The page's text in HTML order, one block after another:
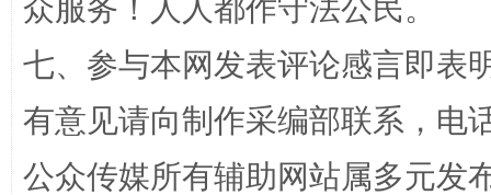
千年窑火 生生不息 一
众服务！人人都作守法公民。
七、参与本网发表评论感言即表
有意见请向制作采编部联系，电
公众传媒所有辅助网站属多元发